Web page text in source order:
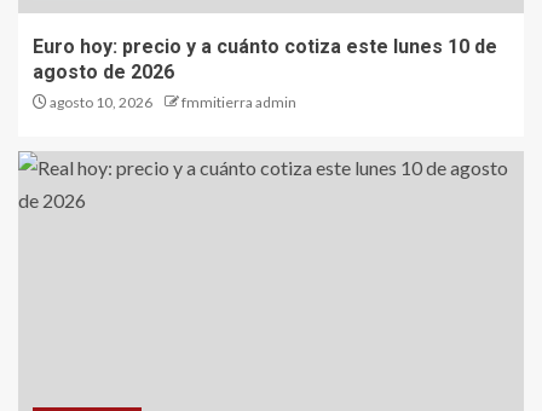
Euro hoy: precio y a cuánto cotiza este lunes 10 de
agosto de 2026
agosto 10, 2026 fmmitierra admin